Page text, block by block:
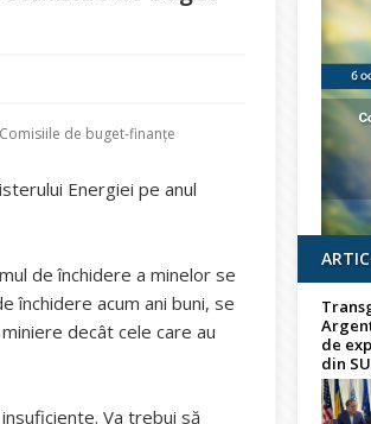
de buget-finanţe
Energiei pe anul
de închidere a minelor se
închidere acum ani buni, se
decât cele care au
Va trebui să
de
din